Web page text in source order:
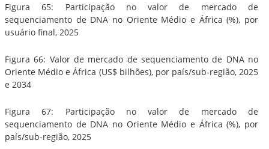
Figura 65: Participação no valor de mercado de
sequenciamento de DNA no Oriente Médio e África (%), por
usuário final, 2025
Figura 66: Valor de mercado de sequenciamento de DNA no
Oriente Médio e África (US$ bilhões), por país/sub-região, 2025
e 2034
Figura 67: Participação no valor de mercado de
sequenciamento de DNA no Oriente Médio e África (%), por
país/sub-região, 2025